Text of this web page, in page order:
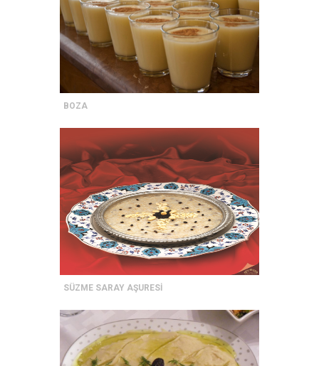
BOZA
SÜZME SARAY AŞURESİ